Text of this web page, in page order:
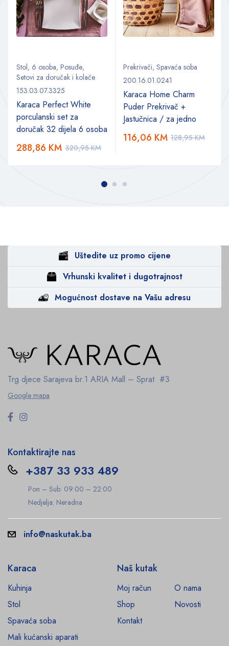
Stol, 6 osoba, Posuđe,
Setovi za doručak i kolače
153.03.07.3325
Karaca Perfect White
porculanski set za
doručak 32 dijela 6 osoba
320,95KM
288,86 KM
Prekrivači, Spavaća soba
200.16.01.0241
Karaca Home Charm
Puder Prekrivač +
Jastučnica / za jedno
128,95KM
116,06 KM
Uštedite uz promo cijene
Vrhunski kvalitet i dugotrajnost
Mogućnost dostave na Vašu adresu
Trg djece Sarajeva br.1 ARIA Mall – Sprat #3
Google mapa
Kontaktirajte nas
+387 33 933 489
Pon – Sub: 09:00 – 22:00
Nedjelja: Neradna
info@naskutak.ba
Karaca
Kuhinja
Stol
Spavaća soba
Mali kućanski aparati
Naš kutak
Moj račun
O nama
Shop
Novosti
Kontakt